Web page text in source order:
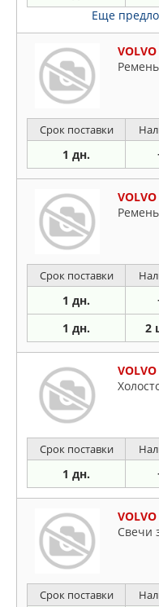
Еще
Срок поставки
1 дн.
Срок поставки
1 дн.
1 дн. 2
Срок поставки
1 дн.
Свечи
Срок поставки